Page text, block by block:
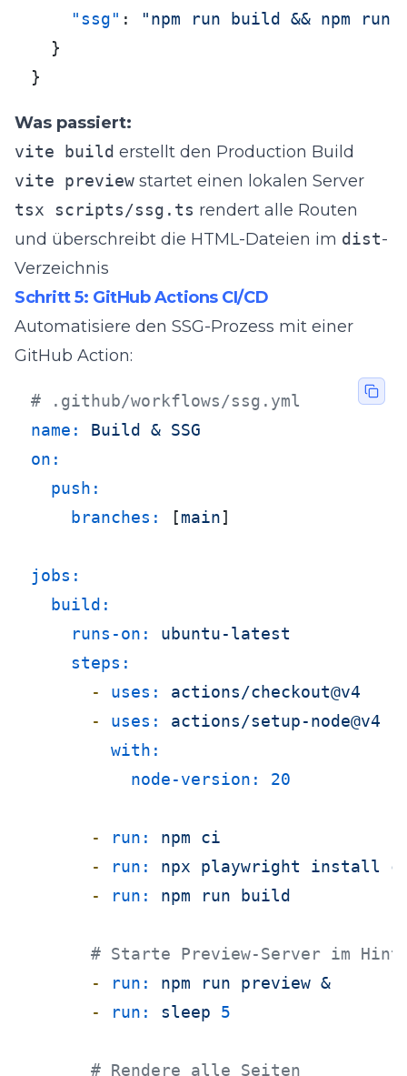
"ssg" :
"npm run build && npm
}
}
Was passiert:
vite build erstellt den Production Build
vite preview startet einen lokalen Server
tsx scripts/ssg.ts rendert alle Routen
und überschreibt die HTML-Dateien im dist-
Verzeichnis
Schritt 5: GitHub Actions CI/CD
Automatisiere den SSG-Prozess mit einer
GitHub Action:
# .github/workflows/ssg.yml
name:
Build & SSG
on:
push:
branches:
[main]
jobs:
build:
runs-on:
ubuntu-latest
steps:
-
uses:
actions/checkout@v4
-
uses:
actions/setup-node@v4
with:
node-version:
20
- run: npm
ci
-
run: npx playwright install
-
run: npm run build
# Starte Preview-Server im
-
run: npm run preview &
-
run: sleep 5
# Rendere alle Seiten